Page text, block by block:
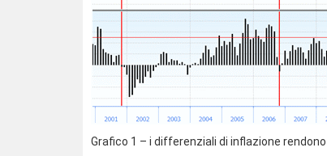
Grafico 1 – i differenziali di inflazione